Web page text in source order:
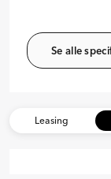
Se alle
Leasing